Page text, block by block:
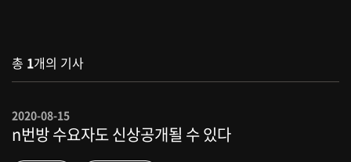
총 1개의 기사
2020-08-15
n번방 수요자도 신상공개될 수 있다